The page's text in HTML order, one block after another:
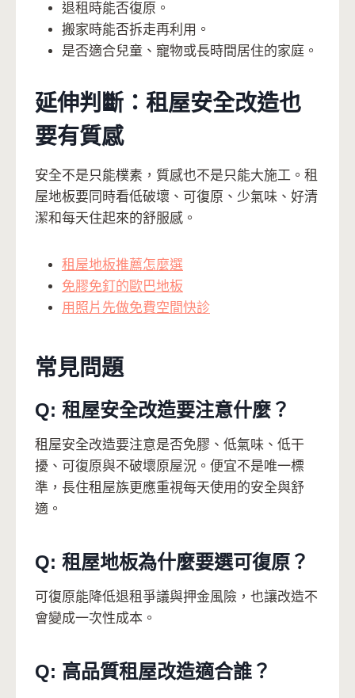
退租時能否復原。
搬家時能否拆走再利用。
是否適合兒童、寵物或長時間居住的家庭。
延伸判斷：租屋安全改造也
要有質感
安全不是只能樸素，質感也不是只能大施工。租
屋地板要同時看低破壞、可復原、少氣味、好清
潔和每天住起來的舒服感。
租屋地板推薦怎麼選
免膠免釘的歐巴地板
用照片先做免費空間快診
常見問題
Q: 租屋安全改造要注意什麼？
租屋安全改造要注意是否免膠、低氣味、低干
擾、可復原與不破壞原屋況。便宜不是唯一標
準，長住租屋族更應重視每天使用的安全與舒
適。
Q: 租屋地板為什麼要選可復原？
可復原能降低退租爭議與押金風險，也讓改造不
會變成一次性成本。
Q: 高品質租屋改造適合誰？